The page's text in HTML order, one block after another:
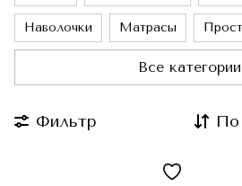
Наволочки Матрасы
Все категории
Фильтр По